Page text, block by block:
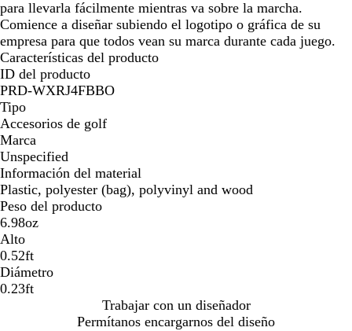
para llevarla fácilmente mientras va sobre la marcha.
Comience a diseñar subiendo el logotipo o gráfica de su
empresa para que todos vean su marca durante cada juego.
Características del producto
ID del producto
PRD-WXRJ4FBBO
Tipo
Accesorios de golf
Marca
Unspecified
Información del material
Plastic, polyester (bag), polyvinyl and wood
Peso del producto
6.98oz
Alto
0.52ft
Diámetro
0.23ft
Trabajar con un diseñador
Permítanos encargarnos del diseño